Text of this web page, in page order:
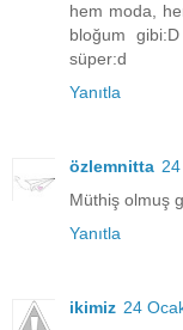
hem moda,
bloğum
süper:d
Yanıtla
özlemnitta
Müthiş olmuş
Yanıtla
ikimiz 24